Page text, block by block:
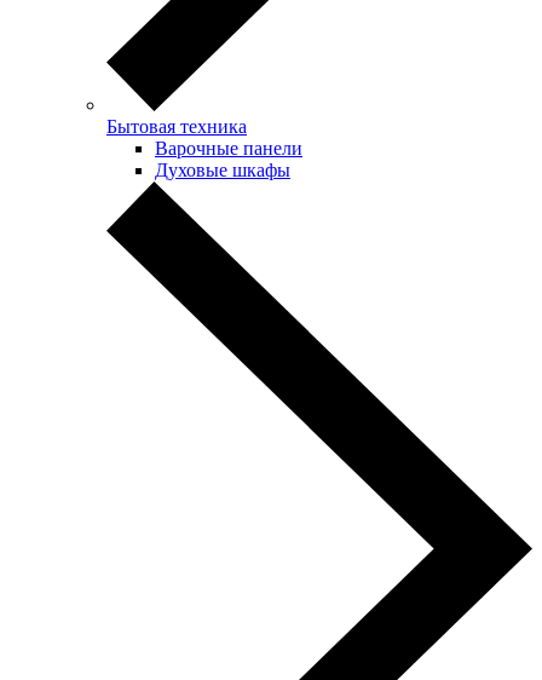
Бытовая техника
Варочные панели
Духовые шкафы